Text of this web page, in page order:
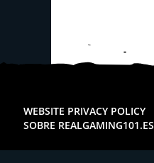
WEBSITE PRIVACY POLICY
SOBRE REALGAMING101.ES